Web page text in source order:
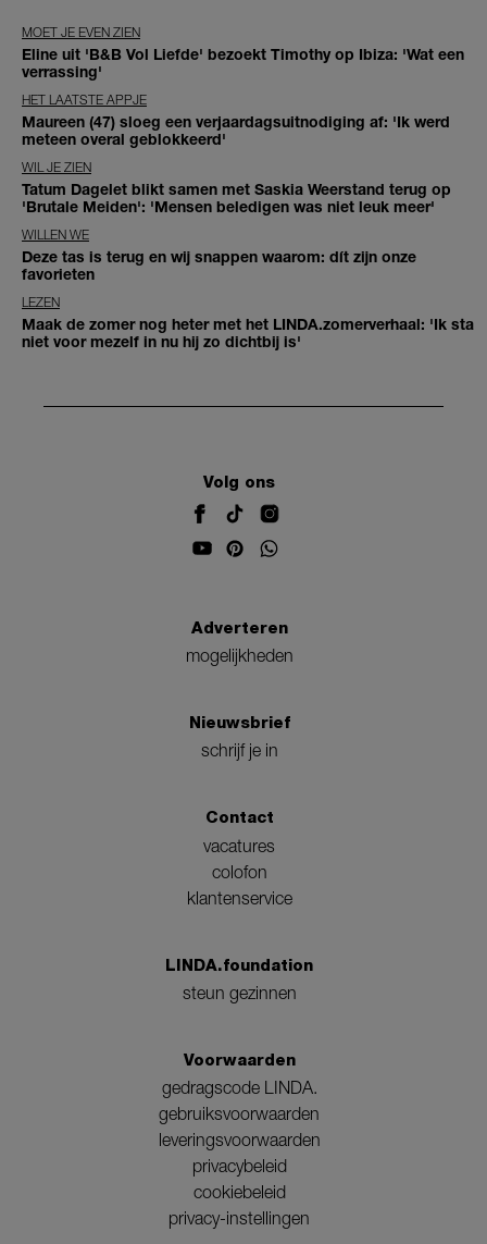
MOET JE EVEN ZIEN
Eline uit 'B&B Vol Liefde' bezoekt Timothy op Ibiza: 'Wat een
verrassing'
HET LAATSTE APPJE
Maureen (47) sloeg een verjaardagsuitnodiging af: 'Ik werd
meteen overal geblokkeerd'
WIL JE ZIEN
Tatum Dagelet blikt samen met Saskia Weerstand terug op
'Brutale Meiden': 'Mensen beledigen was niet leuk meer'
WILLEN WE
Deze tas is terug en wij snappen waarom: dít zijn onze
favorieten
LEZEN
Maak de zomer nog heter met het LINDA.zomerverhaal: 'Ik sta
niet voor mezelf in nu hij zo dichtbij is'
Volg ons
Adverteren
mogelijkheden
Nieuwsbrief
schrijf je in
Contact
vacatures
colofon
klantenservice
LINDA.foundation
steun gezinnen
Voorwaarden
gedragscode LINDA.
gebruiksvoorwaarden
leveringsvoorwaarden
privacybeleid
cookiebeleid
privacy-instellingen